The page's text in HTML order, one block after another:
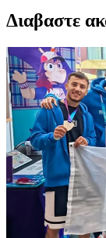
Διαβαστε